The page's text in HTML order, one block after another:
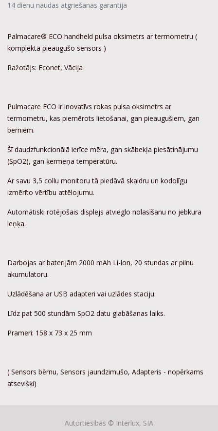
14 dienu naudas atgriešanas garantija
Palmacare® ECO handheld pulsa oksimetrs ar termometru (
komplektā pieaugušo sensors )
Ražotājs: Econet, Vācija
Pulmacare ECO ir inovatīvs rokas pulsa oksimetrs ar
termometru, kas piemērots lietošanai, gan pieaugušiem, gan
bērniem.
Šī daudzfunkcionālā ierīce mēra, gan skābekļa piesātinājumu
(SpO2), gan ķermeņa temperatūru.
Ar savu 3,5 collu monitoru tā piedāvā skaidru un kodolīgu
izmērīto vērtību attēlojumu.
Automātiski rotējošais displejs atvieglo nolasīšanu no jebkura
leņķa.
Darbojas ar baterijām 2000 mAh Li-lon, 20 stundas ar pilnu
akumulatoru.
Uzlādēšana ar USB adapteri vai uzlādes staciju.
Līdz pat 500 stundām SpO2 datu glabāšanas laiks.
Prameri: 158 x 73 x 25 mm
( Sensors bērnu, Sensors jaundzimušo, Adapteris - nopērkams
atsevišķi)
Autortiesības © Interlux, SIA